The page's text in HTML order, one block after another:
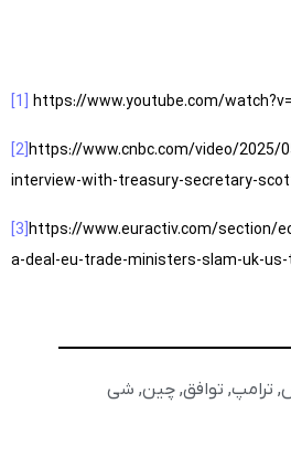
[1] https://www.youtube.com/
[2]https://www.cnbc.com/video/2025/
interview-with-treasury-secretary-
[3]https://www.euractiv.com/section/
a-deal-eu-trade-ministers-slam-uk-
, ترامپ, توافق, چین, شی